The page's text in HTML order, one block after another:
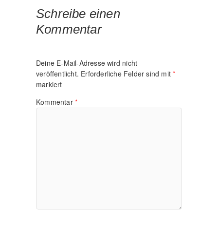
Schreibe einen
Kommentar
Deine E-Mail-Adresse wird nicht
veröffentlicht. Erforderliche Felder sind mit*
markiert
Kommentar *